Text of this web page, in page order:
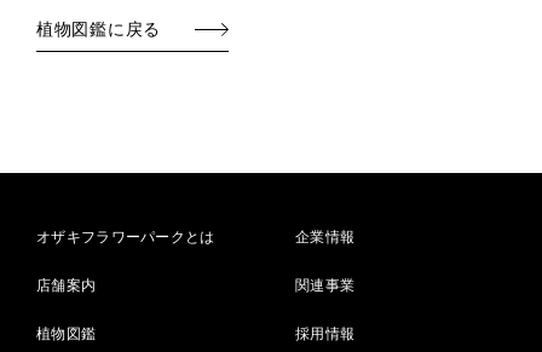
植物図鑑に戻る
オザキフラワーパークとは
店舗案内
植物図鑑
企業情報
関連事業
採用情報